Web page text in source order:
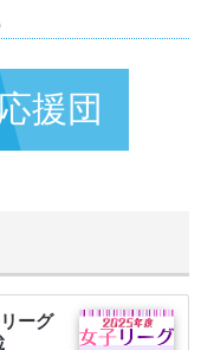
援団